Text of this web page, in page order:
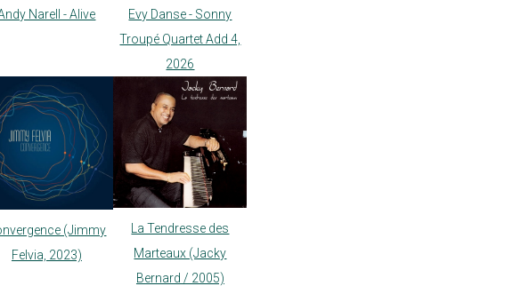
Narell - Alive
Evy Danse - Sonny
Troupé Quartet Add 4,
2026
(Jimmy
Felvia, 2023)
La Tendresse des
Marteaux (Jacky
Bernard / 2005)